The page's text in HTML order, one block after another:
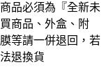
品必須為『全新未
商品、外盒、附
等請一併退回，若
退換貨